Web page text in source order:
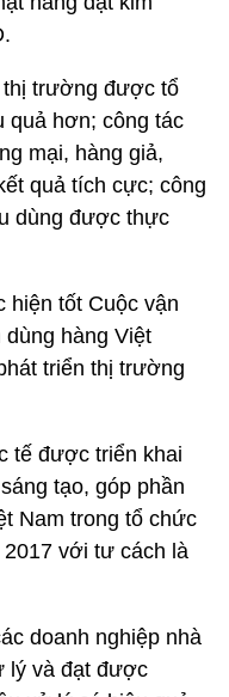
thị trường được tổ
quả hơn; công tác
mại, hàng giả,
quả tích cực; công
dùng được thực
hiện tốt Cuộc vận
hàng Việt
triển thị trường
tế được triển khai
tạo, góp phần
Nam trong tổ chức
với tư cách là
doanh nghiệp nhà
lý và đạt được